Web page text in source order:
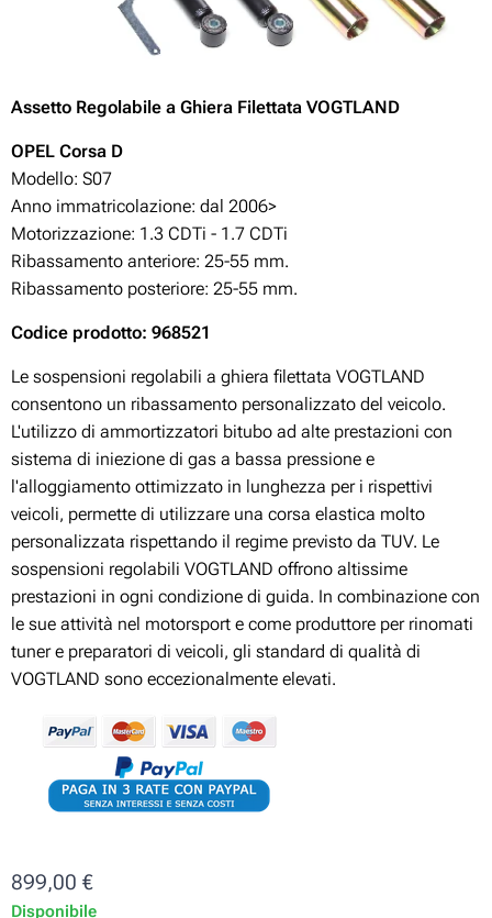
Assetto Regolabile a Ghiera Filettata VOGTLAND
OPEL Corsa D
Modello: S07
Anno immatricolazione: dal 2006>
Motorizzazione: 1.3 CDTi - 1.7 CDTi
Ribassamento anteriore: 25-55 mm.
Ribassamento posteriore: 25-55 mm.
Codice prodotto: 968521
Le sospensioni regolabili a ghiera filettata VOGTLAND
consentono un ribassamento personalizzato del veicolo.
L'utilizzo di ammortizzatori bitubo ad alte prestazioni con
sistema di iniezione di gas a bassa pressione e
l'alloggiamento ottimizzato in lunghezza per i rispettivi
veicoli, permette di utilizzare una corsa elastica molto
personalizzata rispettando il regime previsto da TUV. Le
sospensioni regolabili VOGTLAND offrono altissime
prestazioni in ogni condizione di guida. In combinazione con
le sue attività nel motorsport e come produttore per rinomati
tuner e preparatori di veicoli, gli standard di qualità di
VOGTLAND sono eccezionalmente elevati.
899,00 €
Disponibile